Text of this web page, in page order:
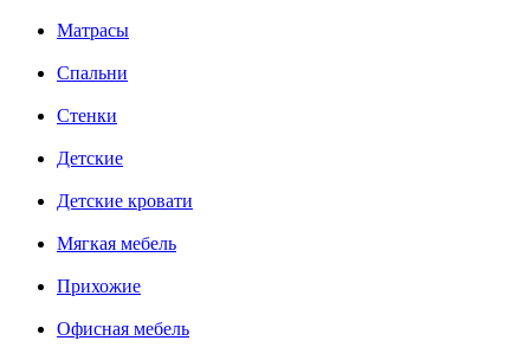
Матрасы
Cпальни
Стенки
Детские
Детские кровати
Мягкая мебель
Прихожие
Офисная мебель